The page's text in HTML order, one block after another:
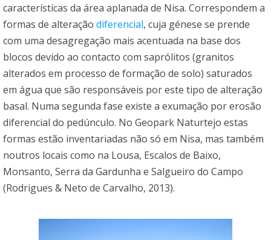
características da área aplanada de Nisa. Correspondem a
formas de alteração diferencial, cuja génese se prende
com uma desagregação mais acentuada na base dos
blocos devido ao contacto com saprólitos (granitos
alterados em processo de formação de solo) saturados
em água que são responsáveis por este tipo de alteração
basal. Numa segunda fase existe a exumação por erosão
diferencial do pedúnculo. No Geopark Naturtejo estas
formas estão inventariadas não só em Nisa, mas também
noutros locais como na Lousa, Escalos de Baixo,
Monsanto, Serra da Gardunha e Salgueiro do Campo
(Rodrigues & Neto de Carvalho, 2013).